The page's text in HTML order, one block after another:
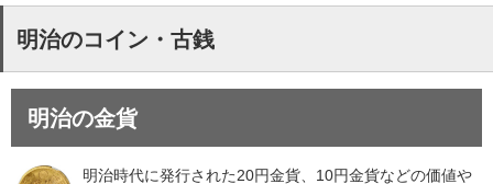
明治のコイン・古銭
明治の金貨
明治時代に発行された20円金貨、10円金貨などの価値や